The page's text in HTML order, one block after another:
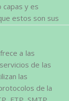
capas y es
estos son sus
a las
de las
las
de la